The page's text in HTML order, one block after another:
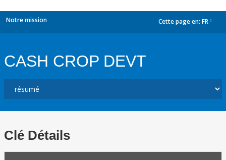
Notre mission Cette page en: FR
CASH CROP DEVT
Clé Détails